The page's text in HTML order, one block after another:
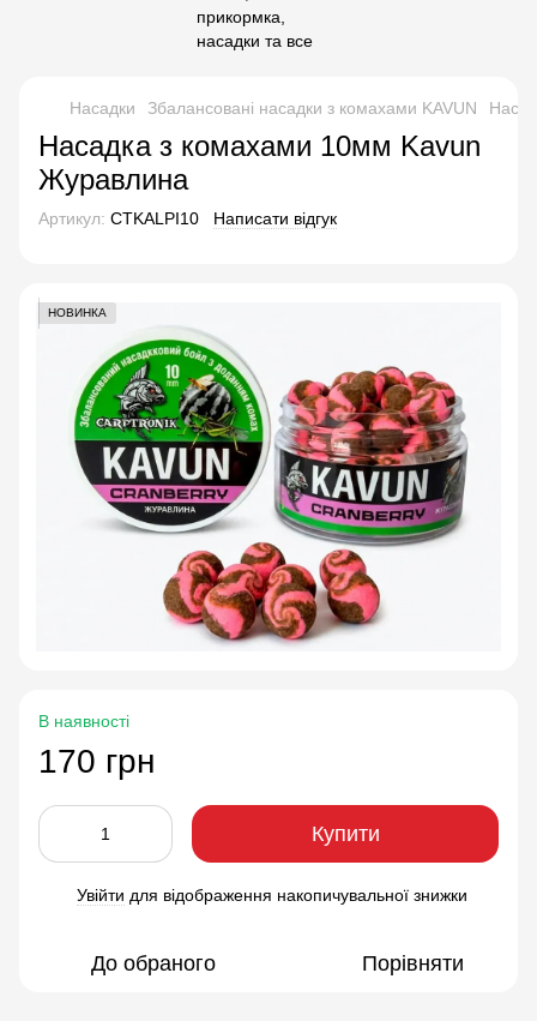
Насадки Збалансовані насадки з комахами KAVUN
Насадка з комахами 10мм Kavun
Журавлина
Артикул: CTKALPI10 Написати відгук
НОВИНКА
В наявності
170 грн
Купити
Увійти для відображення накопичувальної знижки
До обраного Порівняти